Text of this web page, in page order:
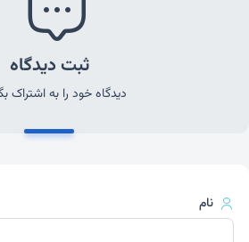
ثبت دیدگاه
دیدگاه خود را به اشتراک
نام